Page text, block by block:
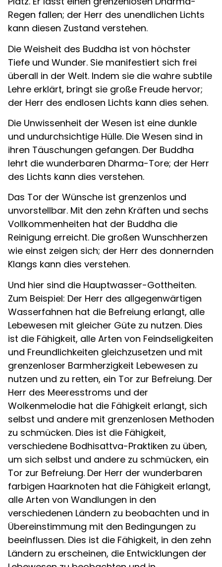
Regen fallen; der Herr des unendlichen Lichts
kann diesen Zustand verstehen.
Die Weisheit des Buddha ist von höchster
Tiefe und Wunder. Sie manifestiert sich frei
überall in der Welt. Indem sie die wahre subtile
Lehre erklärt, bringt sie große Freude hervor;
der Herr des endlosen Lichts kann dies sehen.
Die Unwissenheit der Wesen ist eine dunkle
und undurchsichtige Hülle. Die Wesen sind in
ihren Täuschungen gefangen. Der Buddha
lehrt die wunderbaren Dharma-Tore; der Herr
des Lichts kann dies verstehen.
Das Tor der Wünsche ist grenzenlos und
unvorstellbar. Mit den zehn Kräften und sechs
Vollkommenheiten hat der Buddha die
Reinigung erreicht. Die großen Wunschherzen
wie einst zeigen sich; der Herr des donnernden
Klangs kann dies verstehen.
Und hier sind die Hauptwasser-Gottheiten.
Zum Beispiel: Der Herr des allgegenwärtigen
Wasserfahnen hat die Befreiung erlangt, alle
Lebewesen mit gleicher Güte zu nutzen. Dies
ist die Fähigkeit, alle Arten von Feindseligkeiten
und Freundlichkeiten gleichzusetzen und mit
grenzenloser Barmherzigkeit Lebewesen zu
nutzen und zu retten, ein Tor zur Befreiung. Der
Herr des Meeresstroms und der
Wolkenmelodie hat die Fähigkeit erlangt, sich
selbst und andere mit grenzenlosen Methoden
zu schmücken. Dies ist die Fähigkeit,
verschiedene Bodhisattva-Praktiken zu üben,
um sich selbst und andere zu schmücken, ein
Tor zur Befreiung. Der Herr der wunderbaren
farbigen Haarknoten hat die Fähigkeit erlangt,
alle Arten von Wandlungen in den
verschiedenen Ländern zu beobachten und in
Übereinstimmung mit den Bedingungen zu
beeinflussen. Dies ist die Fähigkeit, in den zehn
Ländern zu erscheinen, die Entwicklungen der